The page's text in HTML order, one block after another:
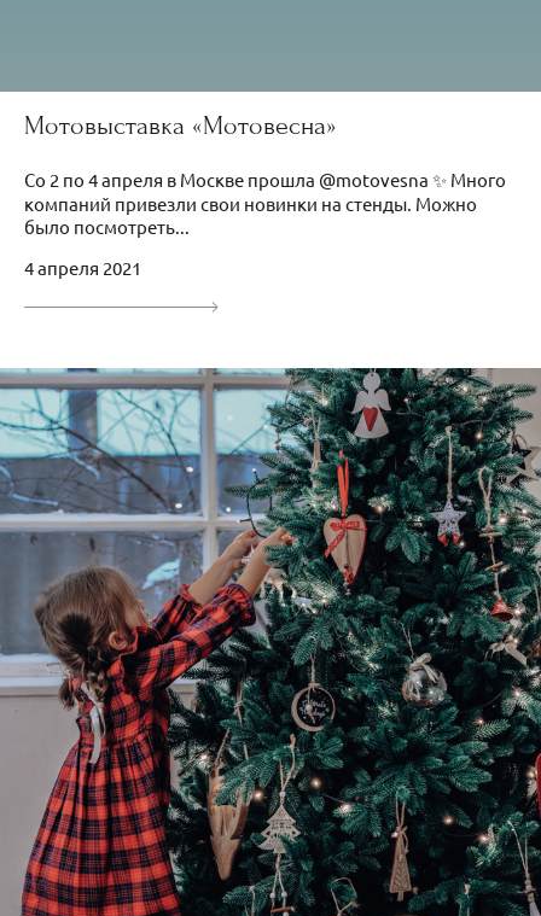
Мотовыставка «Мотовесна»
Со 2 по 4 апреля в Москве прошла @motovesna ✨ Много
компаний привезли свои новинки на стенды. Можно
было посмотреть...
4 апреля 2021